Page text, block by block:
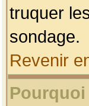
truquer
sondage.
Revenir